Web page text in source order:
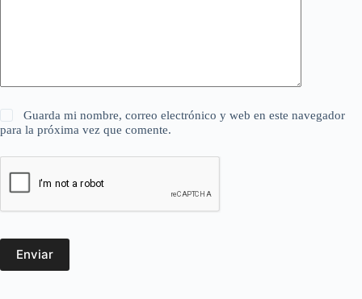
Guarda mi nombre, correo electrónico y web en este navegador
para la próxima vez que comente.
Enviar